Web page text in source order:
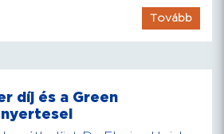
Tovább
díj és a Green